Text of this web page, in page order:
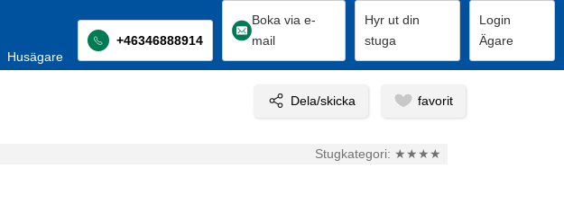
Husägare
+46346888914
Boka via e-
mail
Hyr ut din
stuga
Login
Ägare
Stugkategori: ★★★★